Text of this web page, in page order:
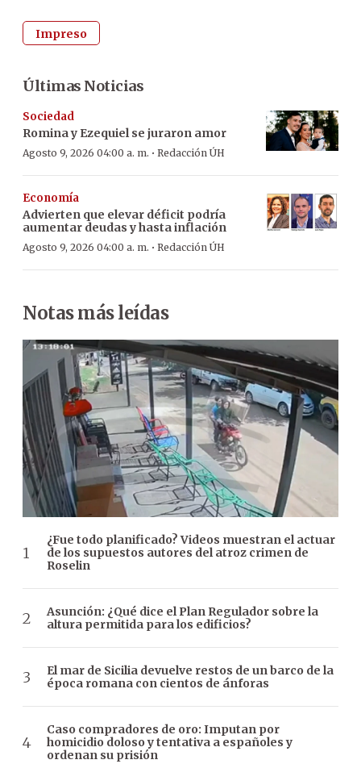
Impreso
Últimas Noticias
Sociedad
Romina y Ezequiel se juraron amor
Agosto 9, 2026 04:00 a. m. · Redacción ÚH
Economía
Advierten que elevar déficit podría
aumentar deudas y hasta inflación
Agosto 9, 2026 04:00 a. m. · Redacción ÚH
Notas más leídas
¿Fue todo planificado? Videos muestran el actuar
de los supuestos autores del atroz crimen de
Roselin
Asunción: ¿Qué dice el Plan Regulador sobre la
altura permitida para los edificios?
El mar de Sicilia devuelve restos de un barco de la
época romana con cientos de ánforas
Caso compradores de oro: Imputan por
homicidio doloso y tentativa a españoles y
ordenan su prisión